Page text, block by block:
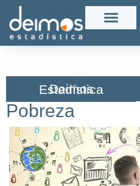
Deimos Estadística​
Pobreza